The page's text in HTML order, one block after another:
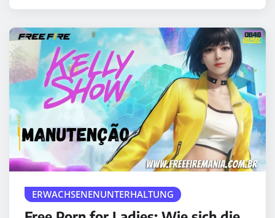
ERWACHSENENUNTERHALTUNG